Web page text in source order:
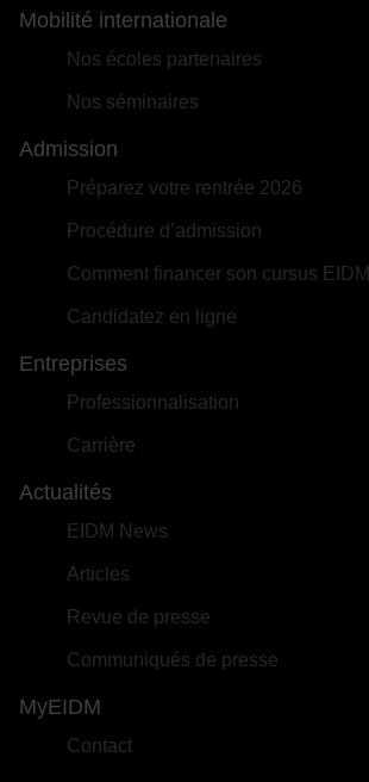
Mobilité internationale
Nos écoles partenaires
Nos séminaires
Admission
Préparez votre rentrée 2026
Procédure d’admission
Comment financer son cursus EIDM
Candidatez en ligne
Entreprises
Professionnalisation
Carrière
Actualités
EIDM News
Articles
Revue de presse
Communiqués de presse
MyEIDM
Contact